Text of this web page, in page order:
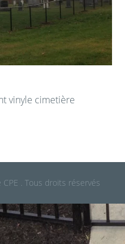
vinyle cimetière
. Tous droits réservés